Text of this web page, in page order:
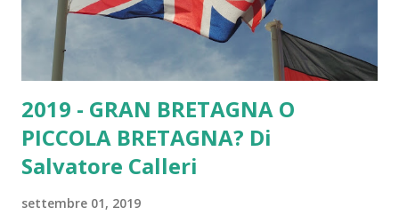
fatto che oggi la democrazia non sempre riesce a produrre
benessere piegat...
2019 - GRAN BRETAGNA O
PICCOLA BRETAGNA? Di
Salvatore Calleri
settembre 01, 2019